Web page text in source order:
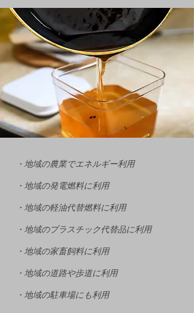
・地域の農業でエネルギー利用
・地域の発電燃料に利用
・地域の軽油代替燃料に利用
・地域のプラスチック代替品に利用
・地域の家畜飼料に利用
・地域の道路や歩道に利用
・地域の駐車場にも利用